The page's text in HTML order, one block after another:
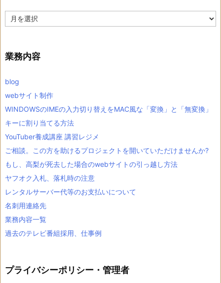
ー
ブ
業務内容
blog
webサイト制作
WINDOWSのIMEの入力切り替えをMAC風な「変換」と「無変換」
キーに割り当てる方法
YouTuber養成講座 講習レジメ
ご相談。この方を助けるプロジェクトを開いていただけませんか?
もし、高梨が死去した場合のwebサイトの引っ越し方法
ヤフオク入札、落札時の注意
レンタルサーバー代等のお支払いについて
名刺用連絡先
業務内容一覧
過去のテレビ番組採用、仕事例
プライバシーポリシー・管理者